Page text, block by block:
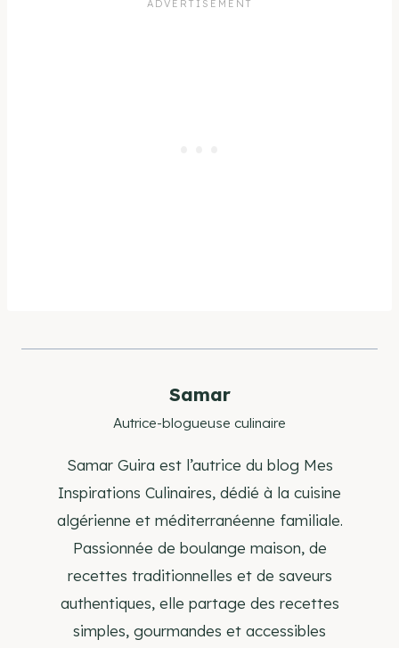
Samar
Autrice-blogueuse culinaire
Samar Guira est l’autrice du blog Mes
Inspirations Culinaires, dédié à la cuisine
algérienne et méditerranéenne familiale.
Passionnée de boulange maison, de
recettes traditionnelles et de saveurs
authentiques, elle partage des recettes
simples, gourmandes et accessibles